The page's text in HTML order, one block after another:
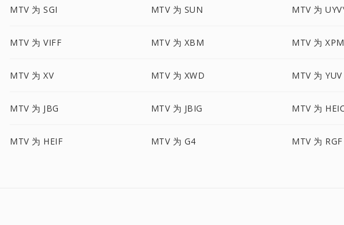
MTV 为 SGI MTV 为 SUN MTV 为
MTV 为 VIFF MTV 为 XBM MTV 为 XPM
MTV 为 XV MTV 为 XWD MTV 为 YUV
MTV 为 JBG MTV 为 JBIG MTV 为 HEIC
MTV 为 HEIF MTV 为 G4 MTV 为 RGF